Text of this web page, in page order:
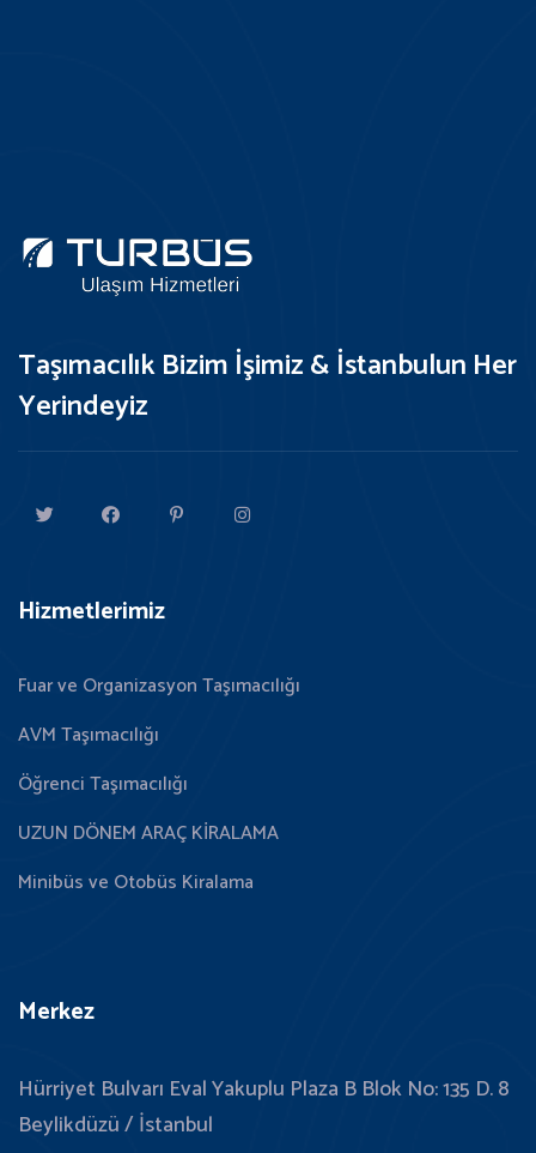
Taşımacılık Bizim İşimiz & İstanbulun Her
Yerindeyiz
Hizmetlerimiz
Fuar ve Organizasyon Taşımacılığı
AVM Taşımacılığı
Öğrenci Taşımacılığı
UZUN DÖNEM ARAÇ KİRALAMA
Minibüs ve Otobüs Kiralama
Merkez
Hürriyet Bulvarı Eval Yakuplu Plaza B Blok No: 135 D. 8
Beylikdüzü / İstanbul